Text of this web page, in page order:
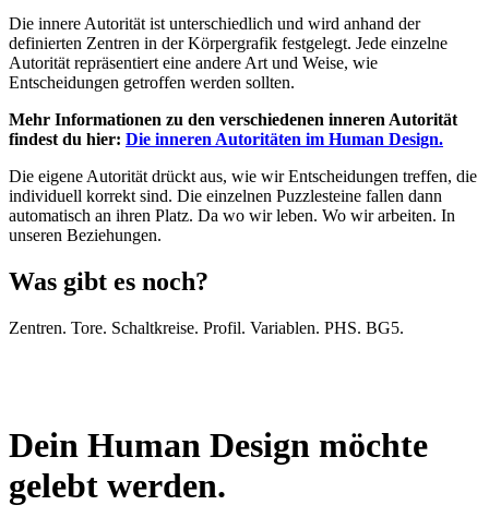
Die innere Autorität ist unterschiedlich und wird anhand der
definierten Zentren in der Körpergrafik festgelegt. Jede einzelne
Autorität repräsentiert eine andere Art und Weise, wie
Entscheidungen getroffen werden sollten.
Mehr Informationen zu den verschiedenen inneren Autorität
findest du hier: Die inneren Autoritäten im Human Design.
Die eigene Autorität drückt aus, wie wir Entscheidungen treffen, die
individuell korrekt sind. Die einzelnen Puzzlesteine fallen dann
automatisch an ihren Platz. Da wo wir leben. Wo wir arbeiten. In
unseren Beziehungen.
Was gibt es noch?
Zentren. Tore. Schaltkreise. Profil. Variablen. PHS. BG5.
Dein Human Design möchte
gelebt werden.